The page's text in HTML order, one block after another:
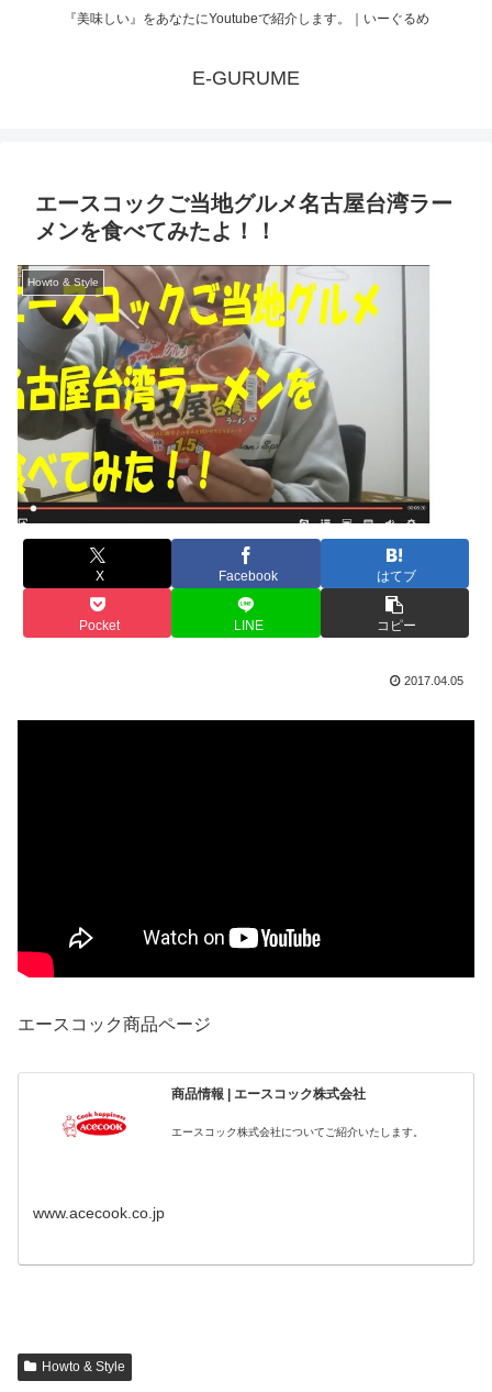
『美味しい』をあなたにYoutubeで紹介します。｜いーぐるめ
E-GURUME
エースコックご当地グルメ名古屋台湾ラー
メンを食べてみたよ！！
Howto & Style
X Facebook はてブ
Pocket LINE コピー
2017.04.05
エースコック商品ページ
商品情報 | エースコック株式会社
エースコック株式会社についてご紹介いたします。
www.acecook.co.jp
Howto & Style